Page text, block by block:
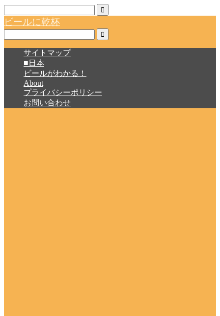
ビールに乾杯
サイトマップ
■日本
ビールがわかる！
About
プライバシーポリシー
お問い合わせ